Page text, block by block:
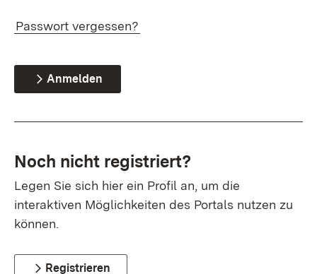
Passwort vergessen?
Anmelden
Noch nicht registriert?
Legen Sie sich hier ein Profil an, um die
interaktiven Möglichkeiten des Portals nutzen zu
können.
Registrieren